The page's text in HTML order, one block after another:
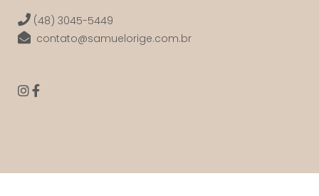
(48) 3045-5449
contato@samuelorige.com.br